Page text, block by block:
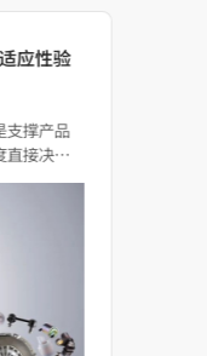
应性验
支撑产品
直接决定